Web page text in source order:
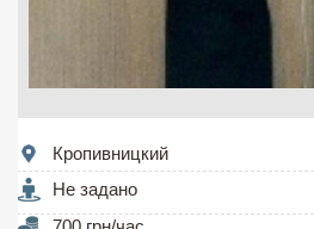
Кропивницкий
Не задано